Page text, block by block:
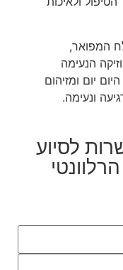
המפואר,
הנעימה
יום ומזיהום
ונעימה.
לסיוע